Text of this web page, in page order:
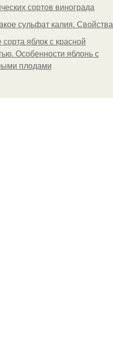
сортов винограда
сульфат калия. Свойства
сорта яблок с красной
Особенности яблонь с
плодами